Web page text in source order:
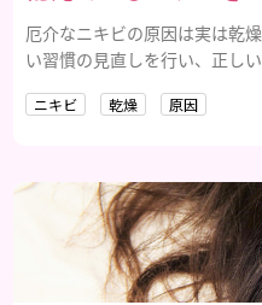
厄介なニキビの原因は実は乾
い習慣の見直しを行い、正し
ニキビ 乾燥 原因